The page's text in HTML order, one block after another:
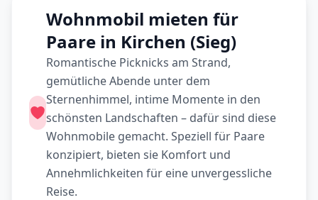
Wohnmobil mieten für
Paare in Kirchen (Sieg)
Romantische Picknicks am Strand,
gemütliche Abende unter dem
Sternenhimmel, intime Momente in den
schönsten Landschaften – dafür sind diese
Wohnmobile gemacht. Speziell für Paare
konzipiert, bieten sie Komfort und
Annehmlichkeiten für eine unvergessliche
Reise.